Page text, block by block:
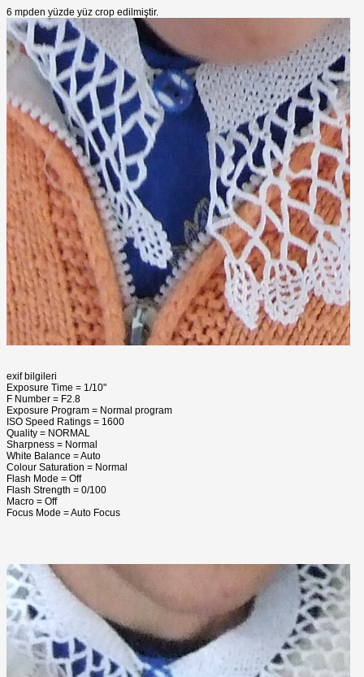
6 mpden yüzde yüz crop edilmiştir.
exif bilgileri
Exposure Time = 1/10"
F Number = F2.8
Exposure Program = Normal program
ISO Speed Ratings = 1600
Quality = NORMAL
Sharpness = Normal
White Balance = Auto
Colour Saturation = Normal
Flash Mode = Off
Flash Strength = 0/100
Macro = Off
Focus Mode = Auto Focus